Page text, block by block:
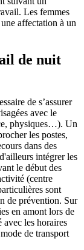
Les femmes
affectation à un
de nuit
de s’assurer
avec le
physiques…). Un
les postes,
dans des
intégrer les
le début des
(centre
sont
de prévention. Sur
en amont lors de
avec les horaires
de transport